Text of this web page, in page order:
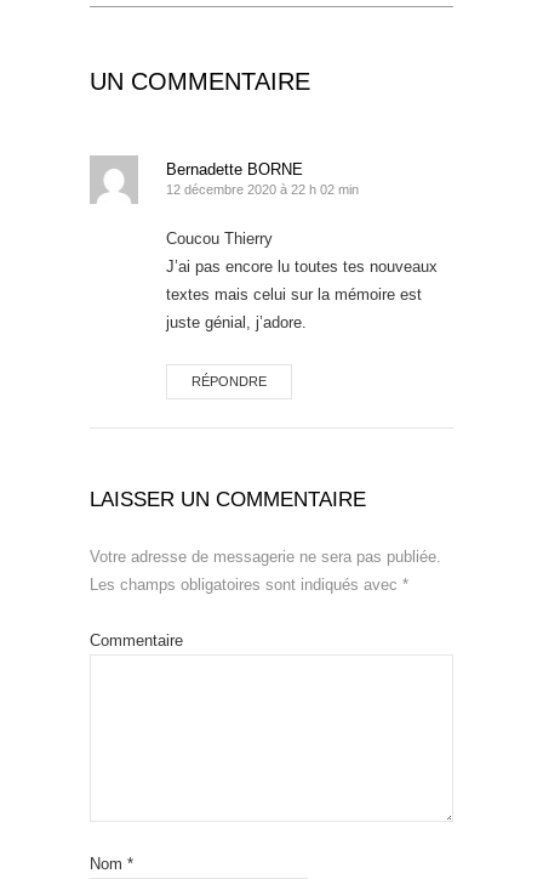
UN COMMENTAIRE
Bernadette BORNE
12 décembre 2020 à 22 h 02 min
Coucou Thierry
J’ai pas encore lu toutes tes nouveaux
textes mais celui sur la mémoire est
juste génial, j’adore.
RÉPONDRE
LAISSER UN COMMENTAIRE
Votre adresse de messagerie ne sera pas publiée.
Les champs obligatoires sont indiqués avec *
Commentaire
Nom *